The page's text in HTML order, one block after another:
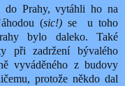
do Prahy, vytáhli ho na
(sic!)se
u toho
bylo daleko. Také
při zadržení bývalého
vyváděného z budovy
protože někdo dal